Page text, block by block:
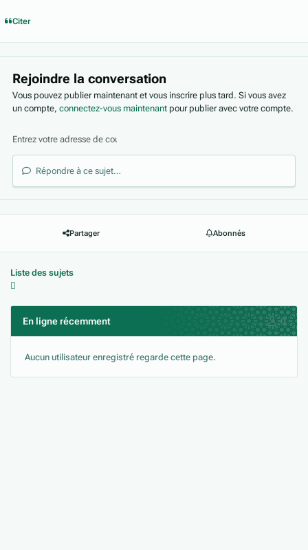
Citer
Rejoindre la conversation
Vous pouvez publier maintenant et vous inscrire plus tard. Si vous avez
un compte,connectez-vous maintenant pour publier avec votre compte.
Répondre à ce sujet…
Partager Abonnés
Liste des sujets
En ligne récemment 0
Aucun utilisateur enregistré regarde cette page.